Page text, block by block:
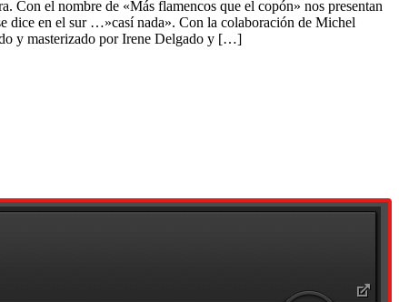
Con el nombre de «Más flamencos que el copón» nos presentan
dice en el sur …»casí nada». Con la colaboración de Michel
y masterizado por Irene Delgado y […]